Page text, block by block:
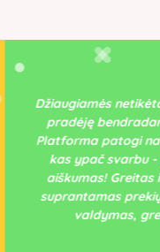
netikėtai atradę ir
bendradarbiavimą.
patogi naudojimui ir
ypač svarbu - greitis ir
Greitas ir lengvai
prekių įkėlimas,
valdymas, greita…